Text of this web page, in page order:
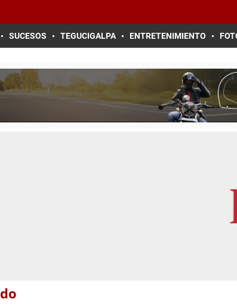
SUCESOS TEGUCIGALPA ENTRETENIMIENTO